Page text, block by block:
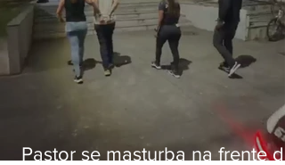
Pastor se masturba na frente de